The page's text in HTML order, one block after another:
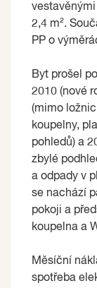
vestavěnými
2,4 m².
PP o
Byt prošel
2010 (nové
(mimo
koupelny,
pohledů) a
zbylé
a odpady v
se nachází
pokoji a
koupelna a
Měsíční
spotřeba